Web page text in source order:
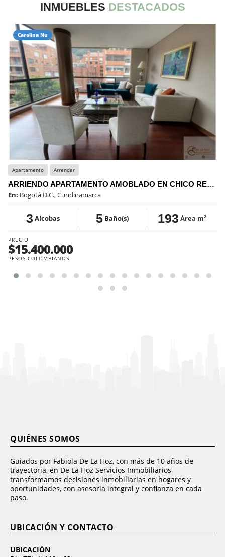
INMUEBLES DESTACADOS
Carolina Nu
Apartamento Arrendar
ARRIENDO APARTAMENTO AMOBLADO EN CHICO RESERVADO
En: Bogotá D.C., Cundinamarca
3 Alcobas 5 Baño(s) 193 Área m2
PRECIO
$15.400.000
PESOS COLOMBIANOS
QUIÉNES SOMOS
Guiados por Fabiola De La Hoz, con más de 10 años de
trayectoria, en De La Hoz Servicios Inmobiliarios
transformamos decisiones inmobiliarias en hogares y
oportunidades, con asesoría integral y confianza en cada
paso.